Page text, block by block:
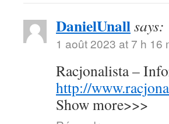
DanielUnallsays:
1 août 2023 at 7 h 16
Racjonalista –
http://
Show more>>>